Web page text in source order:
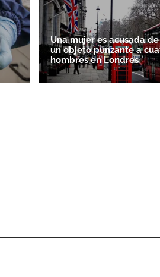
Una mujer es acusada
un objeto punzante a
hombres en Londres